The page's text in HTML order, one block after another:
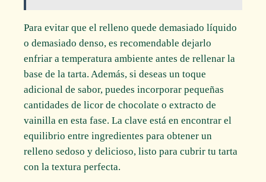
Para evitar que el relleno quede demasiado líquido
o demasiado denso, es recomendable dejarlo
enfriar a temperatura ambiente antes de rellenar la
base de la tarta. Además, si deseas un toque
adicional de sabor, puedes incorporar pequeñas
cantidades de licor de chocolate o extracto de
vainilla en esta fase. La clave está en encontrar el
equilibrio entre ingredientes para obtener un
relleno sedoso y delicioso, listo para cubrir tu tarta
con la textura perfecta.